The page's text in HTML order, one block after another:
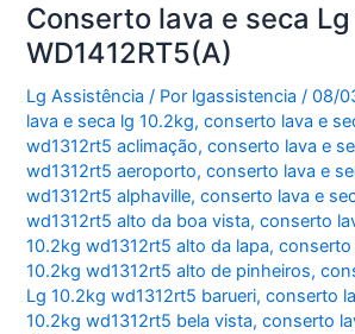
Conserto lava e seca Lg
WD1412RT5(A)
Lg Assistência / Por lgassistencia/08/
lava e seca lg 10.2kg,conserto lava e
wd1312rt5 aclimação,conserto lava e
wd1312rt5 aeroporto,conserto lava e
wd1312rt5 alphaville,conserto lava e
wd1312rt5 alto da boa vista,conserto
10.2kg wd1312rt5 alto da lapa,conserto
10.2kg wd1312rt5 alto de pinheiros,
Lg 10.2kg wd1312rt5 barueri,conserto
10.2kg wd1312rt5 bela vista,conserto